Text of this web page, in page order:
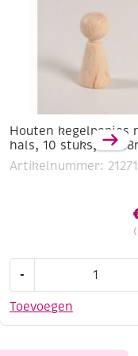
Houten kegelpopjes
hals, 10 stuks,
Artikelnummer:
Toevoegen
-
met